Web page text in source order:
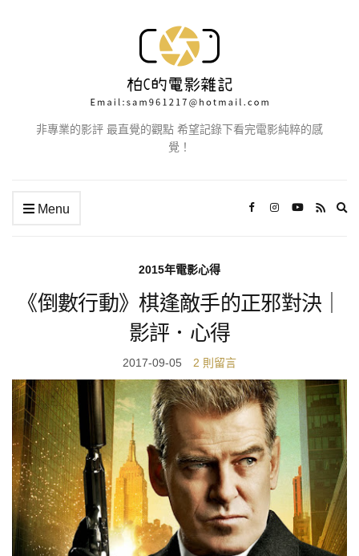
非專業的影評 最直覺的觀點 希望記錄下看完電影純粹的感
覺！
Menu
2015年電影心得
《倒數行動》棋逢敵手的正邪對決｜
影評．心得
2017-09-05 2 則留言